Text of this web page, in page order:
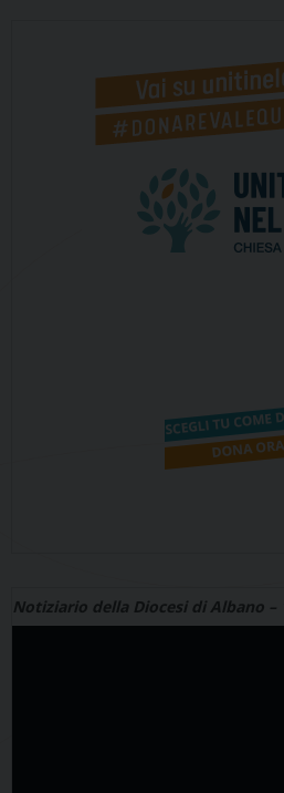
Notiziario della Diocesi di Albano –